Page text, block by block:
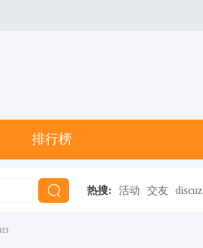
排行榜
热搜: 活动 交友 discuz